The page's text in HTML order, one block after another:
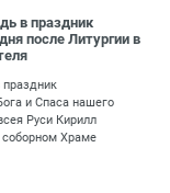
в праздник
после Литургии в
праздник
и Спаса нашего
Руси Кирилл
Храме